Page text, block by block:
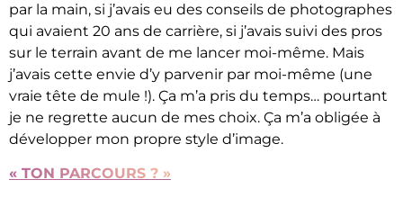
par la main, si j’avais eu des conseils de photographes
qui avaient 20 ans de carrière, si j’avais suivi des pros
sur le terrain avant de me lancer moi-même. Mais
j’avais cette envie d’y parvenir par moi-même (une
vraie tête de mule !). Ça m’a pris du temps… pourtant
je ne regrette aucun de mes choix. Ça m’a obligée à
développer mon propre style d’image.
« TON PARCOURS ? »